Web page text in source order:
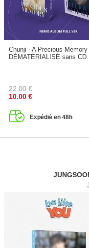
Chunji - A Precious
DÉMATÉRIALISÉ sans
22.00 €
10.00 €
Expédié en 48h